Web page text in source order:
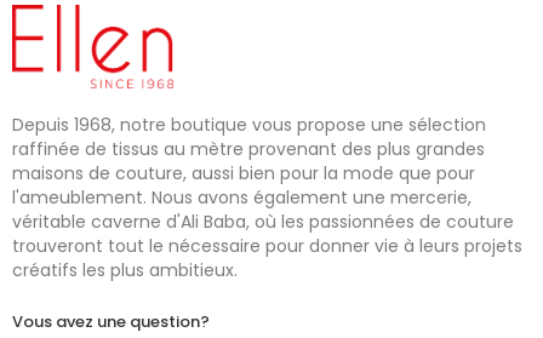
Depuis 1968, notre boutique vous propose une sélection
raffinée de tissus au mètre provenant des plus grandes
maisons de couture, aussi bien pour la mode que pour
l'ameublement. Nous avons également une mercerie,
véritable caverne d'Ali Baba, où les passionnées de couture
trouveront tout le nécessaire pour donner vie à leurs projets
créatifs les plus ambitieux.
Vous avez une question?